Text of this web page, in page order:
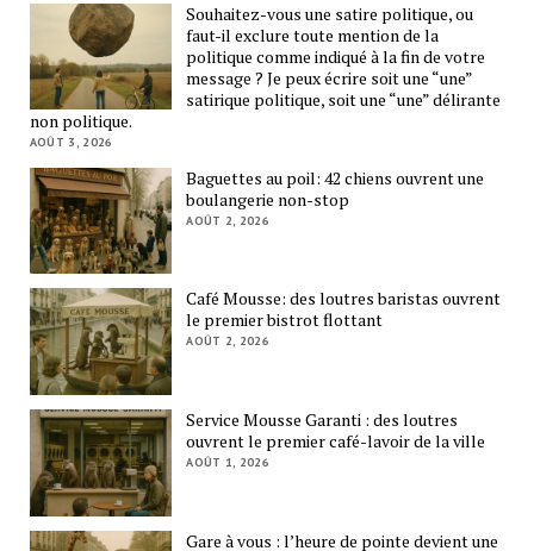
Souhaitez-vous une satire politique, ou
faut-il exclure toute mention de la
politique comme indiqué à la fin de votre
message ? Je peux écrire soit une “une”
satirique politique, soit une “une” délirante
non politique.
AOÛT 3, 2026
Baguettes au poil: 42 chiens ouvrent une
boulangerie non-stop
AOÛT 2, 2026
Café Mousse: des loutres baristas ouvrent
le premier bistrot flottant
AOÛT 2, 2026
Service Mousse Garanti : des loutres
ouvrent le premier café-lavoir de la ville
AOÛT 1, 2026
Gare à vous : l’heure de pointe devient une